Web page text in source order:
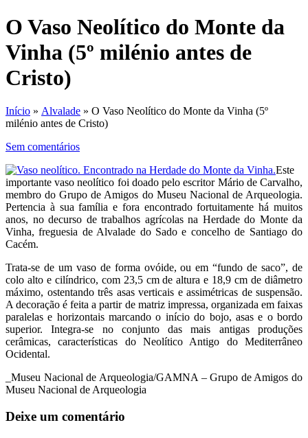
O Vaso Neolítico do Monte da
Vinha (5º milénio antes de
Cristo)
Início » Alvalade » O Vaso Neolítico do Monte da Vinha (5º
milénio antes de Cristo)
Sem comentários
Este
importante vaso neolítico foi doado pelo escritor Mário de Carvalho,
membro do Grupo de Amigos do Museu Nacional de Arqueologia.
Pertencia à sua família e fora encontrado fortuitamente há muitos
anos, no decurso de trabalhos agrícolas na Herdade do Monte da
Vinha, freguesia de Alvalade do Sado e concelho de Santiago do
Cacém.
Trata-se de um vaso de forma ovóide, ou em “fundo de saco”, de
colo alto e cilíndrico, com 23,5 cm de altura e 18,9 cm de diâmetro
máximo, ostentando três asas verticais e assimétricas de suspensão.
A decoração é feita a partir de matriz impressa, organizada em faixas
paralelas e horizontais marcando o início do bojo, asas e o bordo
superior. Integra-se no conjunto das mais antigas produções
cerâmicas, características do Neolítico Antigo do Mediterrâneo
Ocidental.
_Museu Nacional de Arqueologia/GAMNA – Grupo de Amigos do
Museu Nacional de Arqueologia
Deixe um comentário